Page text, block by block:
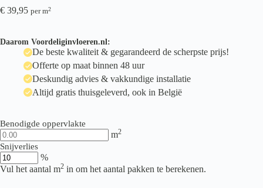
€ 39,95 per m2
Daarom Voordeliginvloeren.nl:
De beste kwaliteit & gegarandeerd de scherpste prijs!
Offerte op maat binnen 48 uur
Deskundig advies & vakkundige installatie
Altijd gratis thuisgeleverd, ook in België
Benodigde oppervlakte
m2
Snijverlies
%
Vul het aantal m2 in om het aantal pakken te berekenen.